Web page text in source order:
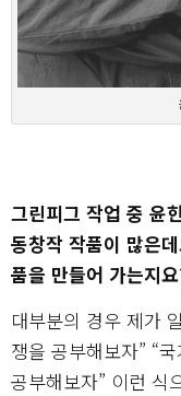
그린피그 작업 중 윤
동창작 작품이 많은
품을 만들어 가는지
대부분의 경우 제가
쟁을 공부해보자” “
공부해보자” 이런 식